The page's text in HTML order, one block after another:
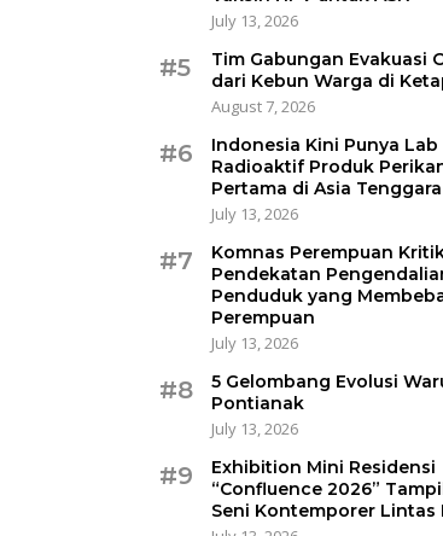
July 13, 2026
#5
Tim Gabungan Evakuasi
dari Kebun Warga di
August 7, 2026
#6
Indonesia Kini Punya Lab
Radioaktif Produk
Pertama di Asia Tenggara
July 13, 2026
#7
Komnas Perempuan
Pendekatan
Penduduk yang
Perempuan
July 13, 2026
#8
5 Gelombang Evolusi
Pontianak
July 13, 2026
#9
Exhibition Mini Residensi
“Confluence 2026”
Seni Kontemporer Lintas